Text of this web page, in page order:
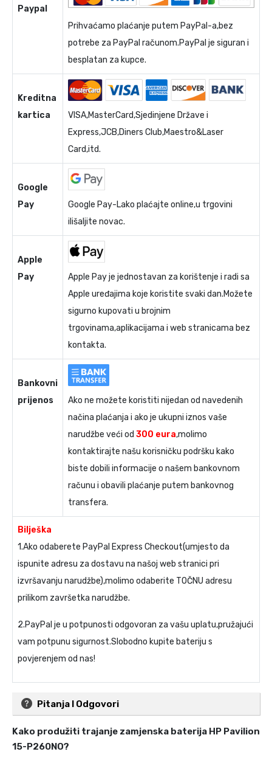
Paypal
Prihvaćamo plaćanje putem PayPal-a,bez
potrebe za PayPal računom.PayPal je siguran i
besplatan za kupce.
Kreditna
kartica
VISA,MasterCard,Sjedinjene Države i
Express,JCB,Diners Club,Maestro&Laser
Card,itd.
Google
Pay
Google Pay-Lako plaćajte online,u trgovini
ilišaljite novac.
Apple
Pay
Apple Pay je jednostavan za korištenje i radi sa
Apple uređajima koje koristite svaki dan.Možete
sigurno kupovati u brojnim
trgovinama,aplikacijama i web stranicama bez
kontakta.
Bankovni
prijenos
Ako ne možete koristiti nijedan od navedenih
načina plaćanja i ako je ukupni iznos vaše
narudžbe veći od 300 eura,molimo
kontaktirajte našu korisničku podršku kako
biste dobili informacije o našem bankovnom
računu i obavili plaćanje putem bankovnog
transfera.
Bilješka
1.Ako odaberete PayPal Express Checkout(umjesto da
ispunite adresu za dostavu na našoj web stranici pri
izvršavanju narudžbe),molimo odaberite TOČNU adresu
prilikom završetka narudžbe.
2.PayPal je u potpunosti odgovoran za vašu uplatu,pružajući
vam potpunu sigurnost.Slobodno kupite bateriju s
povjerenjem od nas!
Pitanja I Odgovori
Kako produžiti trajanje zamjenska baterija HP Pavilion
15-P260NO?